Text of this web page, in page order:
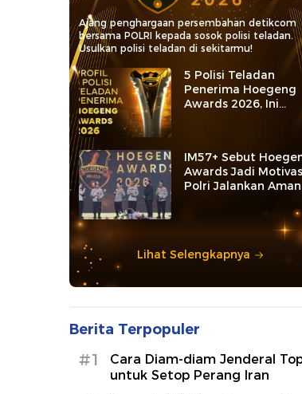
Ajang penghargaan persembahan detikcom
bersama POLRI kepada sosok polisi teladan.
Usulkan polisi teladan di sekitarmu!
5 Polisi Teladan
Penerima Hoegeng
Awards 2026, Ini
Kategori dan
IM57+ Sebut
Awards Jadi
Polri Jalankan
Lihat Selengkapnya
Berita Terpopuler
#1
Cara Diam-diam Jenderal
untuk Setop Perang Iran